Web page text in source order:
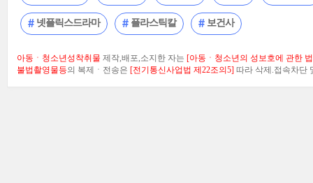
넷플릭스드라마 플라스틱칼 보건사
아동ㆍ청소년성착취물 제작,배포,소지한 자는 [아동ㆍ청소년의 성보호에 관한
불법촬영물등의 복제ㆍ전송은 [전기통신사업법 제22조의5] 따라 삭제.접속차단